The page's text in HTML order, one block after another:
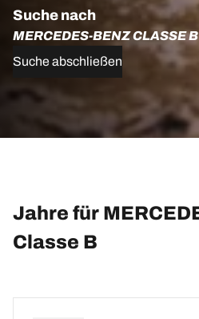
Suche nach
MERCEDES-BENZ CLASSE
Suche abschließen
Jahre für
Classe B